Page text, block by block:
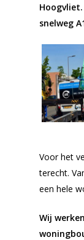
Hoogvliet.
snelweg
Voor het
terecht.
een hele
Wij